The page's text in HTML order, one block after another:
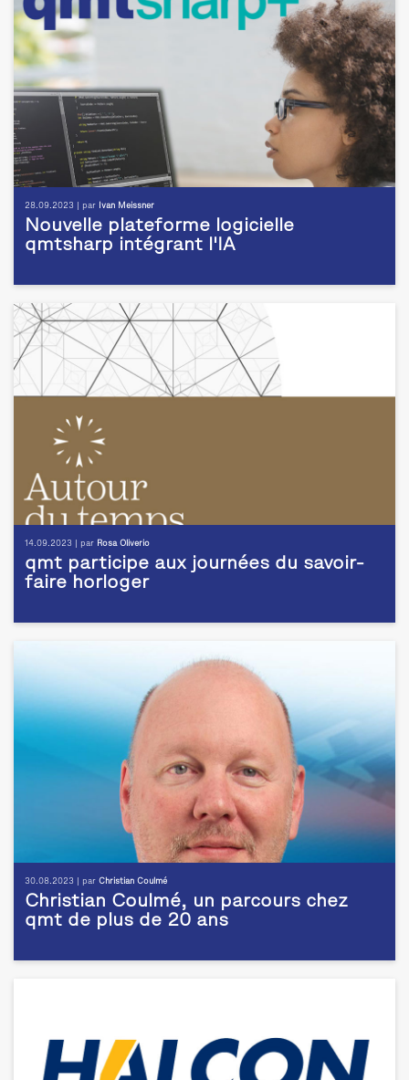
28.09.2023 | par Ivan Meissner
Nouvelle plateforme logicielle
qmtsharp intégrant l'IA
14.09.2023 | par Rosa Oliverio
qmt participe aux journées du savoir-
faire horloger
30.08.2023 | par Christian Coulmé
Christian Coulmé, un parcours chez
qmt de plus de 20 ans